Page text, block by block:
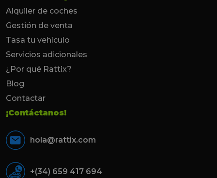
Alquiler de coches
Gestión de venta
Tasa tu vehículo
Servicios adicionales
¿Por qué Rattix?
Blog
Contactar
¡Contáctanos!
hola@rattix.com
+(34) 659 417 694